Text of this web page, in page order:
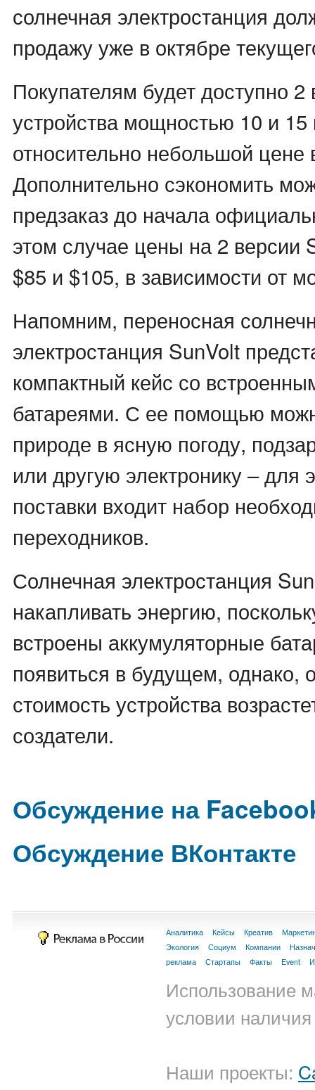
солнечная электростанция
продажу уже в октябре
Покупателям будет доступно 2
устройства мощностью 10 и 15
относительно небольшой цене
Дополнительно сэкономить
предзаказ до начала
этом случае цены на 2 версии
$85 и $105, в зависимости от
Напомним, переносная
электростанция SunVolt
компактный кейс со
батареями. С ее помощью
природе в ясную погоду,
или другую электронику – для
поставки входит набор
переходников.
Солнечная электростанция
накапливать энергию,
встроены аккумуляторные
появиться в будущем, однако,
стоимость устройства
создатели.
Обсуждение на
Обсуждение ВКонтакте
Аналитика Кейсы Креатив
Экология
Социум Компании
реклама
Стартапы Факты Event
Использование
условии
Наши проекты: